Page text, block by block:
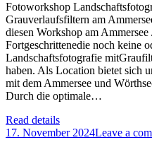
Fotoworkshop
Grauverlaufsfiltern am
diesen Workshop am
Fortgeschrittenedie noch keine
Landschaftsfotografie
haben. Als Location bietet sich
mit dem Ammersee und
Durch die optimale…
Read details
17. November 2024Leave a